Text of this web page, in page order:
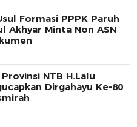
Formasi PPPK Paruh
Akhyar Minta Non ASN
NTB H.Lalu
Dirgahayu Ke-80